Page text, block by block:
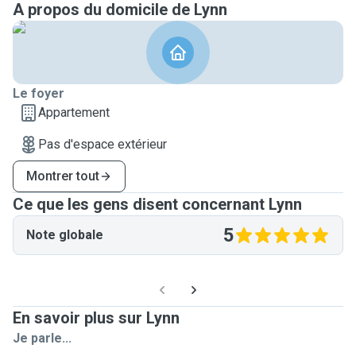
bin froh mit allen Tieren, auch Kleintieren. Wir hatten als
Kinder zwei Kaninchen, Schildkröten, Fische und eine Ratte.
Ich beantworte gerne weitere Fragen und würde mich sehr
freuen, von Ihnen zu hören und eventuell auf Ihre Tiere
aufpassen zu dürfen! Vielen Dank im Voraus. Liebe Grüße,
Lynn ✨️
A propos du domicile de Lynn
Le foyer
Appartement
Pas d'espace extérieur
Montrer tout
Ce que les gens disent concernant Lynn
Note globale 5
En savoir plus sur Lynn
Je parle...